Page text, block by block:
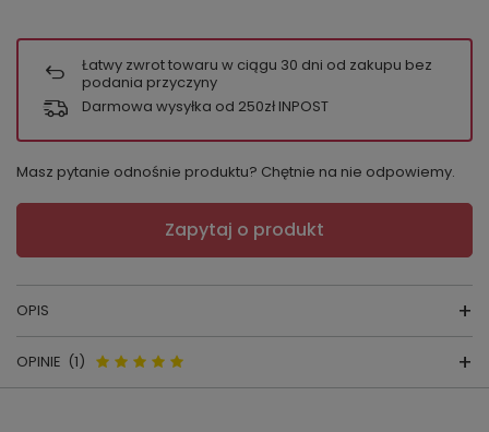
Łatwy zwrot towaru w ciągu 30 dni od zakupu bez
podania przyczyny
Darmowa wysyłka od 250zł INPOST
Masz pytanie odnośnie produktu? Chętnie na nie odpowiemy.
Zapytaj o produkt
OPIS
SzlafrokAdell894
OPINIE (1)